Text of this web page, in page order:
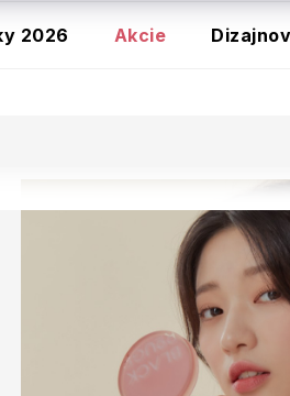
2026 Akcie